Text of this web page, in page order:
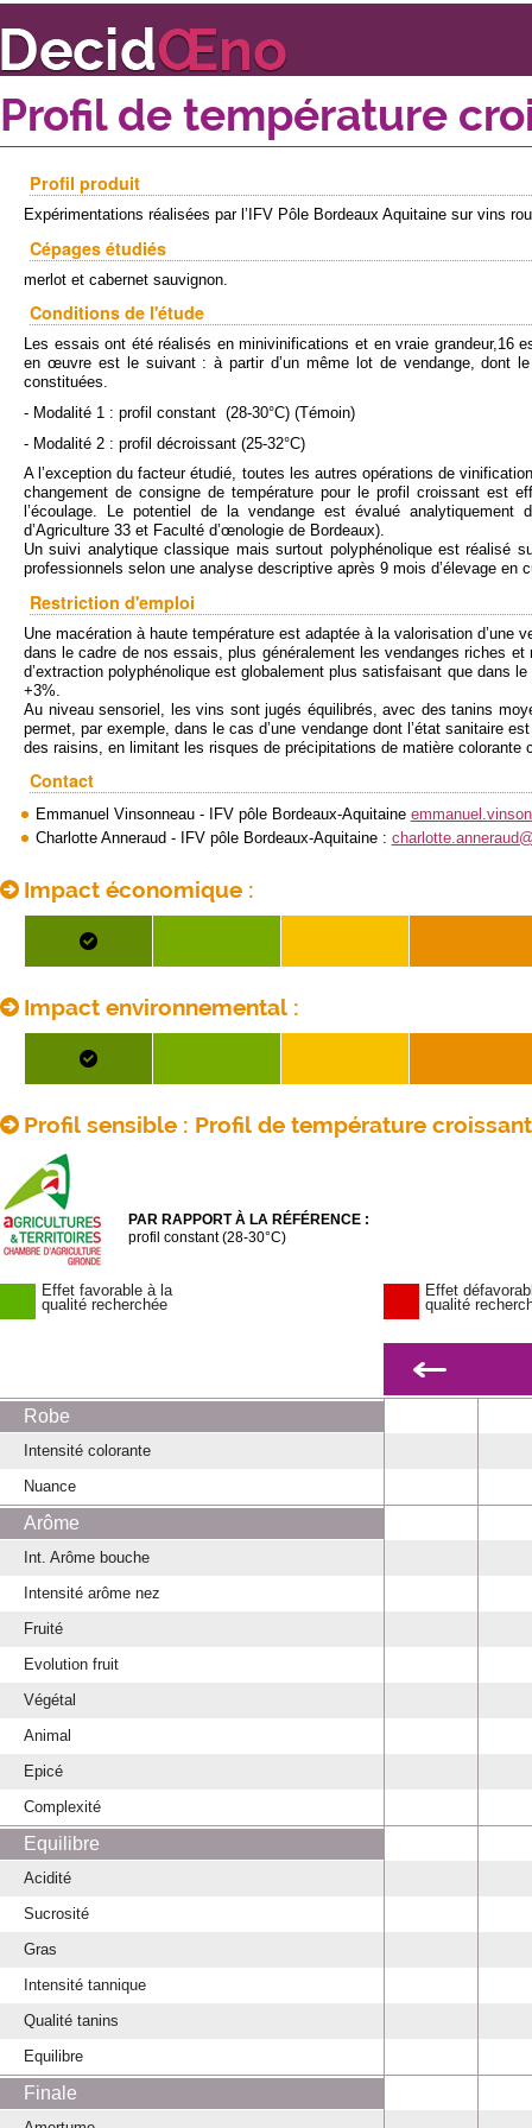
Profil de température
Profil produit
Expérimentations réalisées par l’IFV Pôle Bordeaux Aquitaine sur vins
Cépages étudiés
merlot et cabernet sauvignon.
Conditions de l'étude
Les essais ont été réalisés en minivinifications et en vraie
en œuvre est le suivant : à partir d’un même lot de vendange, dont
constituées.
- Modalité 1 : profil constant (28-30°C) (Témoin)
- Modalité 2 : profil décroissant (25-32°C)
A l’exception du facteur étudié, toutes les autres opérations de
changement de consigne de température pour le profil croissant est
l’écoulage. Le potentiel de la vendange est évalué
d’Agriculture 33 et Faculté d’œnologie de Bordeaux).
Un suivi analytique classique mais surtout polyphénolique est
professionnels selon une analyse descriptive après 9 mois d’élevage
Restriction d'emploi
Une macération à haute température est adaptée à la valorisation d’une
dans le cadre de nos essais, plus généralement les vendanges riches
d’extraction polyphénolique est globalement plus satisfaisant que dans
+3%.
Au niveau sensoriel, les vins sont jugés équilibrés, avec des tanins
permet, par exemple, dans le cas d’une vendange dont l’état sanitaire
des raisins, en limitant les risques de précipitations de matière colorante
Contact
Emmanuel Vinsonneau - IFV pôle Bordeaux-Aquitaine
Charlotte Anneraud - IFV pôle Bordeaux-Aquitaine :
Impact économique :
Impact environnemental :
Profil sensible : Profil de température croissant
PAR RAPPORT À LA RÉFÉRENCE :
profil constant (28-30°C)
Effet favorable à la
qualité recherchée
Effet
qualité
Robe
Intensité colorante
Nuance
Arôme
Int. Arôme bouche
Intensité arôme nez
Fruité
Evolution fruit
Végétal
Animal
Epicé
Complexité
Equilibre
Acidité
Sucrosité
Gras
Intensité tannique
Qualité tanins
Equilibre
Finale